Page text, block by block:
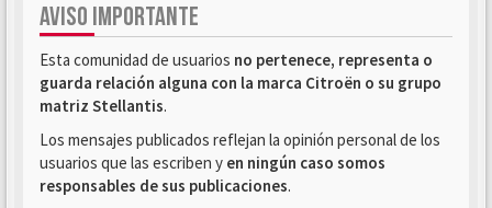
AVISO IMPORTANTE
Esta comunidad de usuarios no pertenece, representa o
guarda relación alguna con la marca Citroën o su grupo
matriz Stellantis.
Los mensajes publicados reflejan la opinión personal de los
usuarios que las escriben y en ningún caso somos
responsables de sus publicaciones.